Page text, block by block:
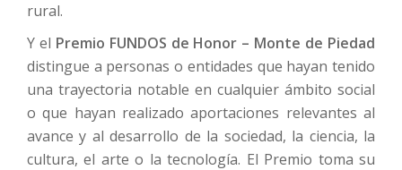
rural.
Y el Premio FUNDOS de Honor – Monte de Piedad
distingue a personas o entidades que hayan tenido
una trayectoria notable en cualquier ámbito social
o que hayan realizado aportaciones relevantes al
avance y al desarrollo de la sociedad, la ciencia, la
cultura, el arte o la tecnología. El Premio toma su